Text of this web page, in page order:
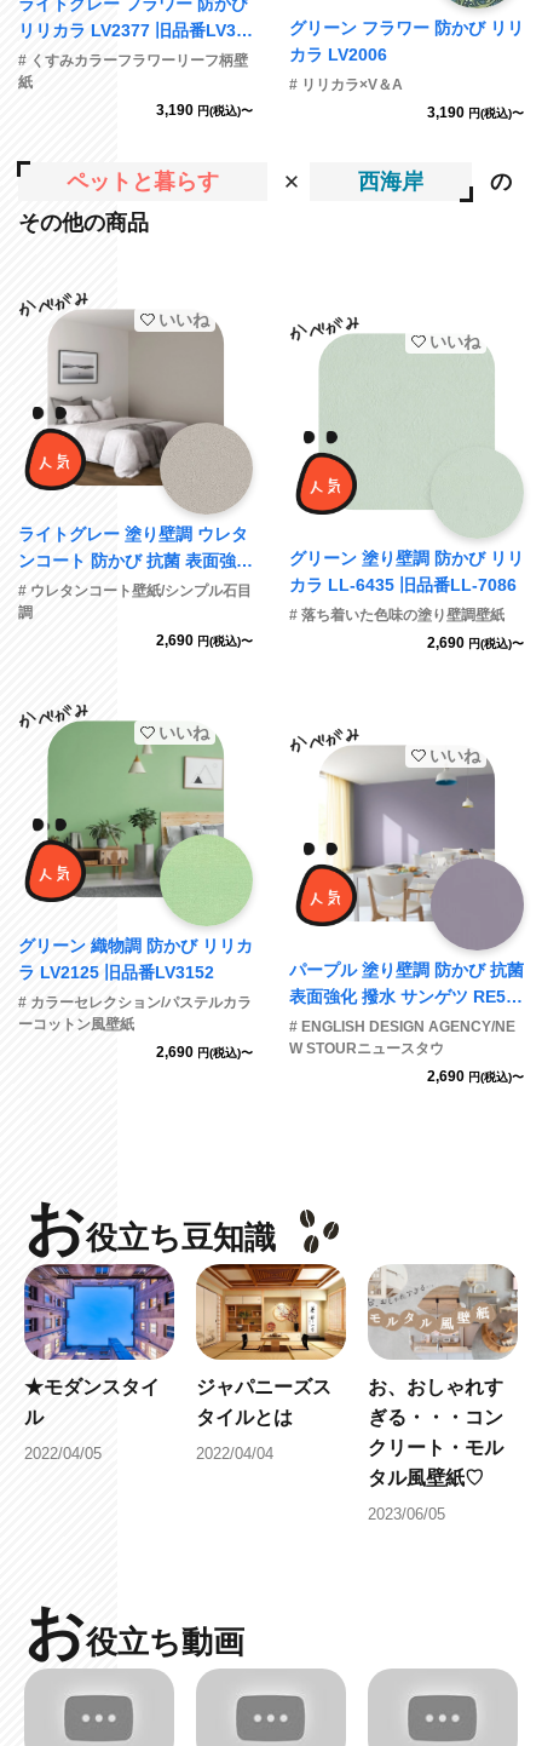
リリカラ LV2377 旧品番LV33
24
# くすみカラーフラワーリーフ柄壁
紙
3,190 円(税込)〜
グリーン フラワー 防かび リリ
カラ LV2006
# リリカラ×V＆A
3,190 円(税込)〜
ペットと暮らす 西海岸
の
その他の商品
いいね
ライトグレー 塗り壁調 ウレタ
ンコート 防かび 抗菌 表面強化
撥水 サンゲツ RE55294
# ウレタンコート壁紙/シンプル石目
調
2,690 円(税込)〜
いいね
グリーン 塗り壁調 防かび リリ
カラ LL-6435 旧品番LL-7086
# 落ち着いた色味の塗り壁調壁紙
2,690 円(税込)〜
いいね
グリーン 織物調 防かび リリカ
ラ LV2125 旧品番LV3152
# カラーセレクション/パステルカラ
ーコットン風壁紙
2,690 円(税込)〜
いいね
パープル 塗り壁調 防かび 抗菌
表面強化 撥水 サンゲツ RE55
762
# ENGLISH DESIGN AGENCY/NE
W STOURニュースタウ
2,690 円(税込)〜
お役立ち豆知識
★モダンスタイ
ル
2022/04/05
ジャパニーズス
タイルとは
2022/04/04
お、おしゃれす
ぎる・・・コン
クリート・モル
タル風壁紙♡
2023/06/05
お役立ち動画